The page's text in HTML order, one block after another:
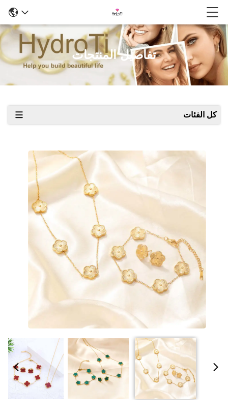
تفاصيل المنتجات
كل الفئات